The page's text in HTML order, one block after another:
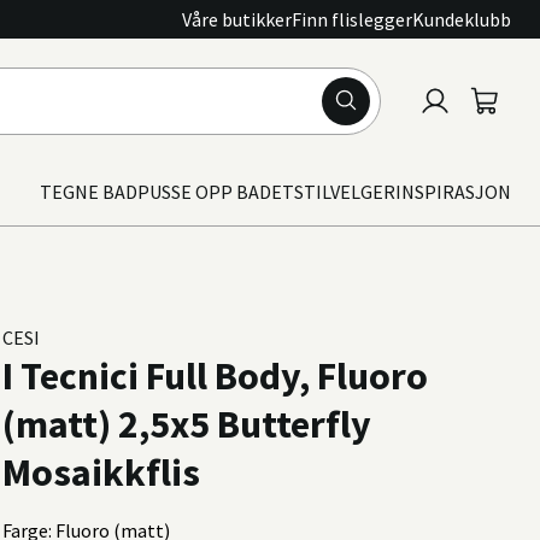
Våre butikkerFinn flisleggerKundeklubb
TEGNE BADPUSSE OPP BADETSTILVELGERINSPIRASJON
CESI
I Tecnici Full Body, Fluoro
(matt) 2,5x5 Butterfly
Mosaikkflis
Farge: Fluoro (matt)